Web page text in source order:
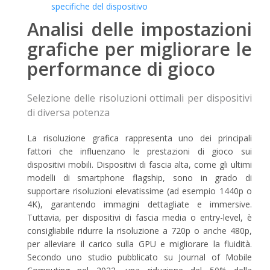
specifiche del dispositivo
Analisi delle impostazioni
grafiche per migliorare le
performance di gioco
Selezione delle risoluzioni ottimali per dispositivi
di diversa potenza
La risoluzione grafica rappresenta uno dei principali
fattori che influenzano le prestazioni di gioco sui
dispositivi mobili. Dispositivi di fascia alta, come gli ultimi
modelli di smartphone flagship, sono in grado di
supportare risoluzioni elevatissime (ad esempio 1440p o
4K), garantendo immagini dettagliate e immersive.
Tuttavia, per dispositivi di fascia media o entry-level, è
consigliabile ridurre la risoluzione a 720p o anche 480p,
per alleviare il carico sulla GPU e migliorare la fluidità.
Secondo uno studio pubblicato su Journal of Mobile